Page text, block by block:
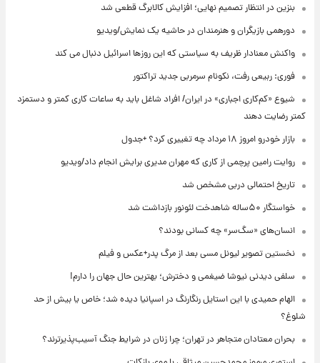
بنزین در انتظار تصمیم نهایی؛ افزایش کالابرگ قطعی شد
دورهمی بازیگران و هنرمندان در حاشیه یک نمایش/ویدیو
واکنش معنادار ظریف به سیاستی که این روزها اسرائیل دنبال می کند
فوری: ربیعی رفت، نکونام سرمربی جدید تراکتور
شیوع «کم‌کاری اجباری» در ایران/ افراد شاغل باید به ساعات کاری کمتر و دستمزد
کمتر رضایت دهند
بازار خودرو امروز ۱۸ مرداد چه تغییری کرد؟ +جدول
روایت رامین پرچمی از کاری که مهران مدیری برایش انجام داد/ویدیو
تاریخ احتمالی دربی مشخص شد
خواستگار ۵۰ساله شاهدخت لئونور بازداشت شد
انسان‌های «سگ‌سر» چه کسانی بودند؟
نخستین تصویر لیونل مسی بعد از مرگ پدر+عکس و فیلم
سلفی دیدنی نیوشا ضیغمی و دخترش؛ بهترین حال جهان را دارم!
الهام حمیدی با این استایل رنگارنگ در اسپانیا دیده شد؛ خاص یا بیش از حد
شلوغ؟
بحران معتادان متجاهر در تهران؛ چرا زنان در شرایط جنگ آسیب‌پذیرترند؟